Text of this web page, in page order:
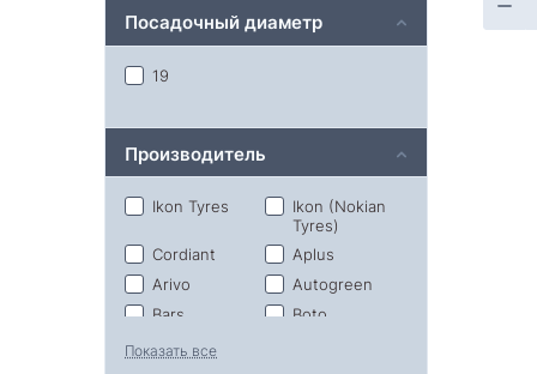
Посадочный диаметр
19
Производитель
Ikon Tyres
Ikon (Nokian
Tyres)
Cordiant
Aplus
Arivo
Autogreen
Bars
Boto
Bridgestone
Показать все